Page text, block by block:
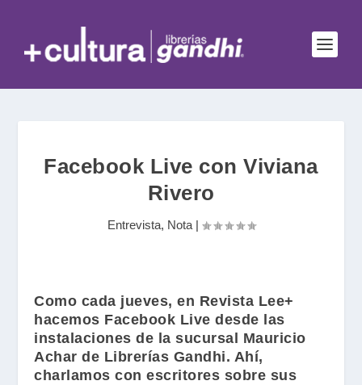
Facebook Live con Viviana
Rivero
Entrevista, Nota|
Como cada jueves, en Revista Lee+
hacemos Facebook Live desde las
instalaciones de la sucursal Mauricio
Achar de Librerías Gandhi. Ahí,
charlamos con escritores sobre sus